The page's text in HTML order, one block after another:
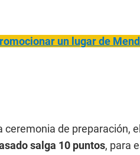
un lugar de
de preparación,
salga 10 puntos, para